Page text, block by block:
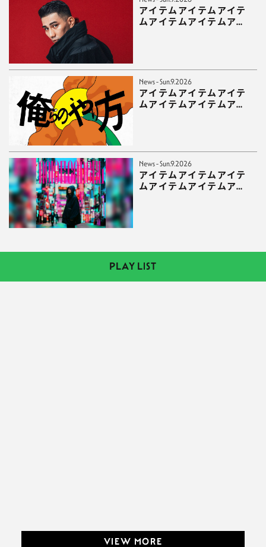
アイテムアイテムアイテ
ムアイテムアイテムアイ
News - Sun.9.2026
アイテムアイテムアイテ
ムアイテムアイテムアイ
News - Sun.9.2026
アイテムアイテムアイテ
ムアイテムアイテムアイ
PLAY LIST
VIEW MORE